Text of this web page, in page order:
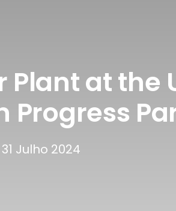
Plant at
Progress
31 Julho 2024